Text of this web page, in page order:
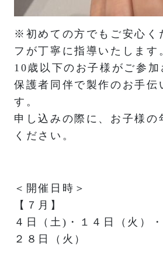
※初めての方でもご安心く
フが丁寧に指導いたします
10歳以下のお子様がご参加
保護者同伴で製作のお手伝
す。
申し込みの際に、お子様の
ください。
＜開催日時＞
【７月】
４日（土)・１４日（火）
２８日（火）